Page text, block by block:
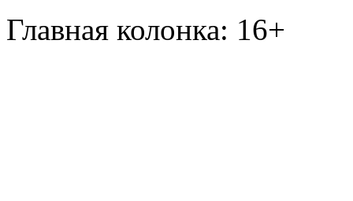
Главная колонка: 16+